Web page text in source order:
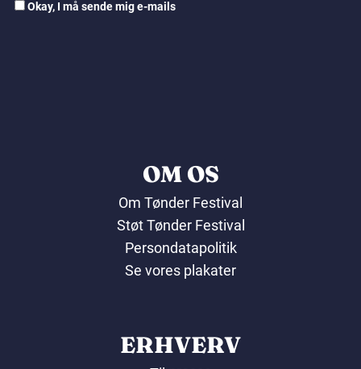
Okay, I må sende mig e-mails
OM OS
Om Tønder Festival
Støt Tønder Festival
Persondatapolitik
Se vores plakater
ERHVERV